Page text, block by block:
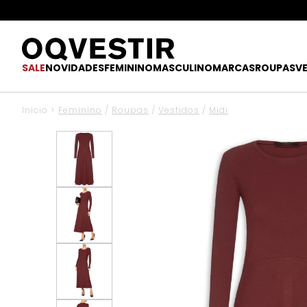
SALENOVIDADESFEMININOMASCULINOMARCASROUPAS
Início > Feminino / Roupas / Vestidos / Midi